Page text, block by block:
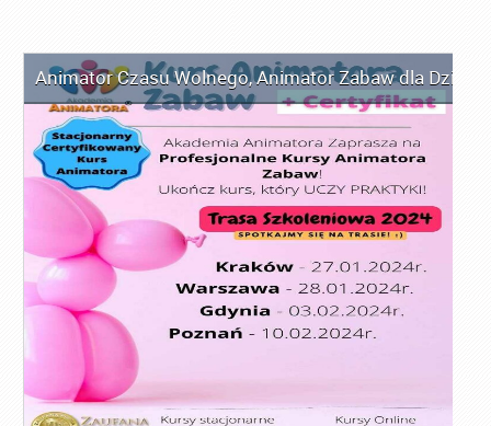
Animator Czasu Wolnego,Animator Zabaw dla Dzieci